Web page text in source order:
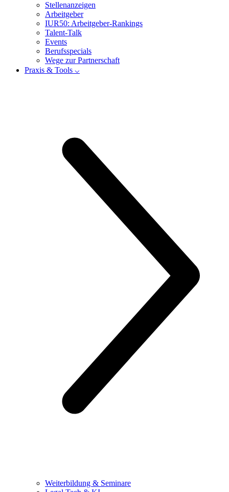
Stellenanzeigen
Arbeitgeber
IUR50: Arbeitgeber-Rankings
Talent-Talk
Events
Berufsspecials
Wege zur Partnerschaft
Praxis & Tools ⌵
Weiterbildung & Seminare